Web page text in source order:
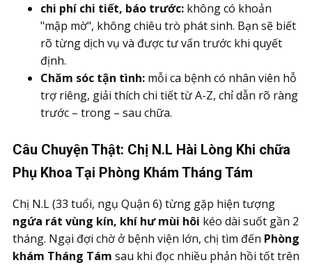
chi phí chi tiết, báo trước: không có khoản
"mập mờ", không chiêu trò phát sinh. Bạn sẽ biết
rõ từng dịch vụ và được tư vấn trước khi quyết
định.
Chăm sóc tận tình: mỗi ca bệnh có nhân viên hỗ
trợ riêng, giải thích chi tiết từ A-Z, chỉ dẫn rõ ràng
trước – trong – sau chữa.
Câu Chuyện Thật: Chị N.L Hài Lòng Khi chữa
Phụ Khoa Tại Phòng Khám Tháng Tám
Chị N.L (33 tuổi, ngụ Quận 6) từng gặp hiện tượng
ngứa rát vùng kín, khí hư mùi hôi kéo dài suốt gần 2
tháng. Ngại đợi chờ ở bệnh viện lớn, chị tìm đến Phòng
khám Tháng Tám sau khi đọc nhiều phản hồi tốt trên